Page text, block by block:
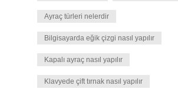
Ayraç türleri nelerdir
Bilgisayarda eğik çizgi nasıl yapılır
Kapalı ayraç nasıl yapılır
Klavyede çift tırnak nasıl yapılır